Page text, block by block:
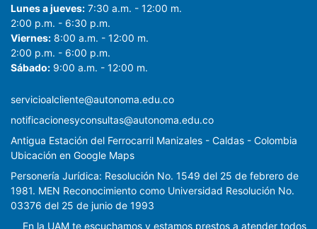
Lunes a jueves: 7:30 a.m. - 12:00 m.
2:00 p.m. - 6:30 p.m.
Viernes: 8:00 a.m. - 12:00 m.
2:00 p.m. - 6:00 p.m.
Sábado: 9:00 a.m. - 12:00 m.
servicioalcliente@autonoma.edu.co
notificacionesyconsultas@autonoma.edu.co
Antigua Estación del Ferrocarril Manizales - Caldas - Colombia
Ubicación en Google Maps
Personería Jurídica: Resolución No. 1549 del 25 de febrero de
1981. MEN Reconocimiento como Universidad Resolución No.
03376 del 25 de junio de 1993
En la UAM te escuchamos y estamos prestos a atender todos